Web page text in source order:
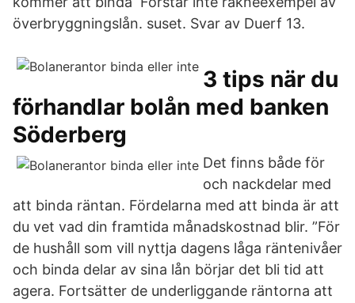
överbryggningslån. suset. Svar av Duerf 13.
3 tips när du
förhandlar bolån med banken
Söderberg
Det finns både för
och nackdelar med
att binda räntan. Fördelarna med att binda är att
du vet vad din framtida månadskostnad blir. ”För
de hushåll som vill nyttja dagens låga räntenivåer
och binda delar av sina lån börjar det bli tid att
agera. Fortsätter de underliggande räntorna att